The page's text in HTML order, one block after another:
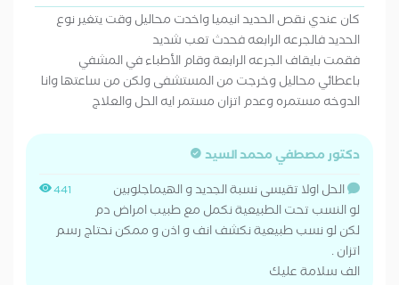
كان عندي نقص الحديد انيميا واخدت محاليل وقت يتغير نوع
الحديد فالجرعه الرابعه فحدث تعب شديد
فقمت بايقاف الجرعه الرابعة وقام الأطباء في المشفي
باعطائي محاليل وخرجت من المستشفى ولكن من ساعتها وانا
الدوخه مستمره وعدم اتزان مستمر ايه الحل والعلاج
دكتور مصطفي محمد السيد
441
الحل اولا تقيسى نسبة الجديد و الهيماجلوبين
لو النسب تحت الطبيعية نكمل مع طبيب امراض دم
لكن لو نسب طبيعية نكشف انف و اذن و ممكن نحتاج رسم
اتزان .
الف سلامة عليك